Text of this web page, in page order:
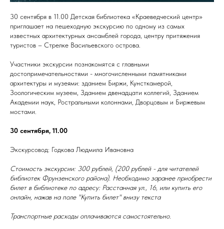
30 сентября в 11.00 Детская библиотека «Краеведческий центр»
приглашает на пешеходную экскурсию по одному из самых
известных архитектурных ансамблей города, центру притяжения
туристов – Стрелке Васильевского острова.
Участники экскурсии познакомятся с главными
достопримечательностями - многочисленными памятниками
архитектуры и музеями: зданием Биржи, Кунсткамерой,
Зоологическим музеем, Зданием двенадцати коллегий, Зданием
Академии наук, Ростральными колоннами, Дворцовым и Биржевым
мостами.
30 сентября, 11.00
Экскурсовод: Годкова Людмила Ивановна
Стоимость экскурсии: 300 рублей, (200 рублей - для читателей
библиотек Фрунзенского района). Необходимо заранее приобрести
билет в библиотеке по адресу: Расстанная ул., 16, или купить его
онлайн, нажав на поле "Купить билет" внизу текста
Транспортные расходы оплачиваются самостоятельно.